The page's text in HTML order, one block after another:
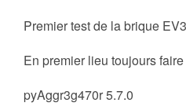
Premier test de la brique
En premier lieu toujours
pyAggr3g470r 5.7.0